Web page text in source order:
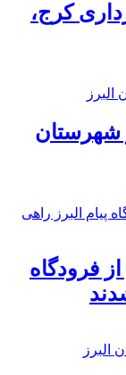
کرج،
در شهرستان
فرودگاه